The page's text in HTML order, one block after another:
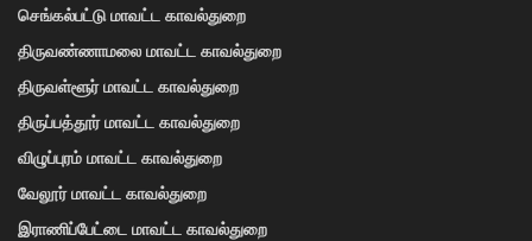
செங்கல்பட்டு மாவட்ட காவல்துறை
திருவண்ணாமலை மாவட்ட காவல்துறை
திருவள்ளூர் மாவட்ட காவல்துறை
திருப்பத்தூர் மாவட்ட காவல்துறை
விழுப்புரம் மாவட்ட காவல்துறை
வேலூர் மாவட்ட காவல்துறை
இராணிப்பேட்டை மாவட்ட காவல்துறை